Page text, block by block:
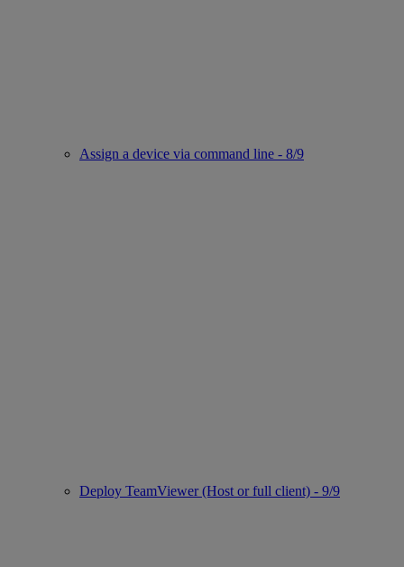
Assign a device via command line - 8/9
Deploy TeamViewer (Host or full client) - 9/9